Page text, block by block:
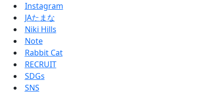
Instagram
JAたまな
Niki Hills
Note
Rabbit Cat
RECRUIT
SDGs
SNS